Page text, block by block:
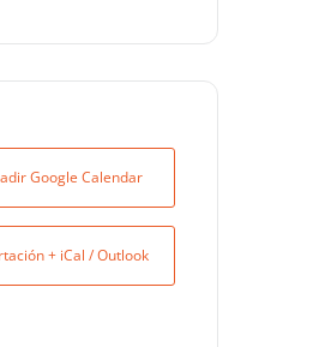
Google Calendar
+ iCal / Outlook